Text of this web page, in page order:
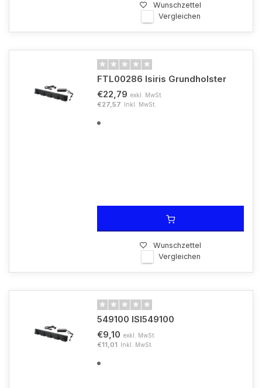
Wunschzettel
Vergleichen
FTL00286 Isiris Grundholster
€22,79 exkl. MwSt.
€27,57 Inkl. MwSt.
Wunschzettel
Vergleichen
549100 ISI549100
€9,10 exkl. MwSt.
€11,01 Inkl. MwSt.